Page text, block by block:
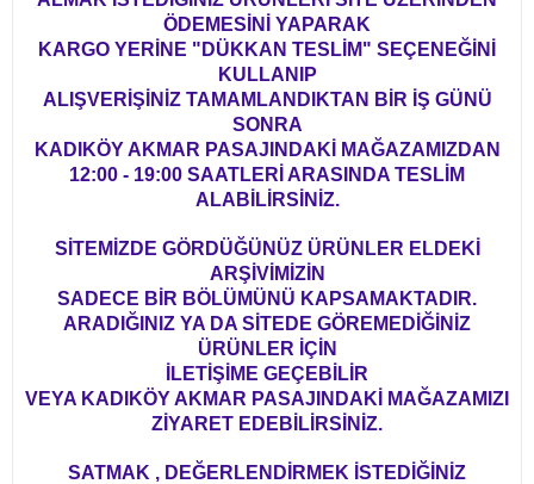
ÖDEMESİNİ YAPARAK
KARGO YERİNE "DÜKKAN TESLİM" SEÇENEĞİNİ
KULLANIP
ALIŞVERİŞİNİZ TAMAMLANDIKTAN BİR İŞ GÜNÜ
SONRA
KADIKÖY AKMAR PASAJINDAKİ MAĞAZAMIZDAN
12:00 - 19:00 SAATLERİ ARASINDA TESLİM
ALABİLİRSİNİZ.
SİTEMİZDE GÖRDÜĞÜNÜZ ÜRÜNLER ELDEKİ
ARŞİVİMİZİN
SADECE BİR BÖLÜMÜNÜ KAPSAMAKTADIR.
ARADIĞINIZ YA DA SİTEDE GÖREMEDİĞİNİZ
ÜRÜNLER İÇİN
İLETİŞİME GEÇEBİLİR
VEYA KADIKÖY AKMAR PASAJINDAKİ MAĞAZAMIZI
ZİYARET EDEBİLİRSİNİZ.
SATMAK , DEĞERLENDİRMEK İSTEDİĞİNİZ